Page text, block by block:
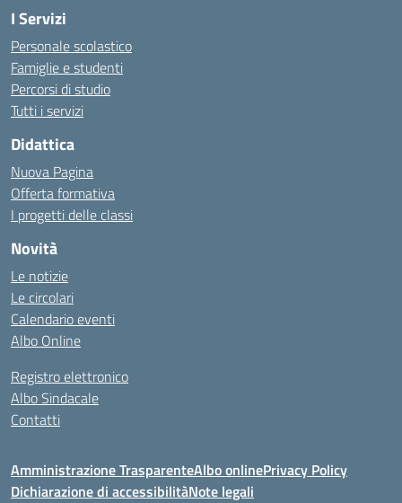
I Servizi
Personale scolastico
Famiglie e studenti
Percorsi di studio
Tutti i servizi
Didattica
Nuova Pagina
Offerta formativa
I progetti delle classi
Novità
Le notizie
Le circolari
Calendario eventi
Albo Online
Registro elettronico
Albo Sindacale
Contatti
Amministrazione TrasparenteAlbo onlinePrivacy Policy
Dichiarazione di accessibilitàNote legali